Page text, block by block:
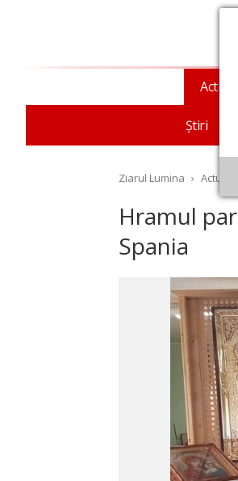
Știri
Ziarul Lumina ›
Hramul
Spania
Octombrie